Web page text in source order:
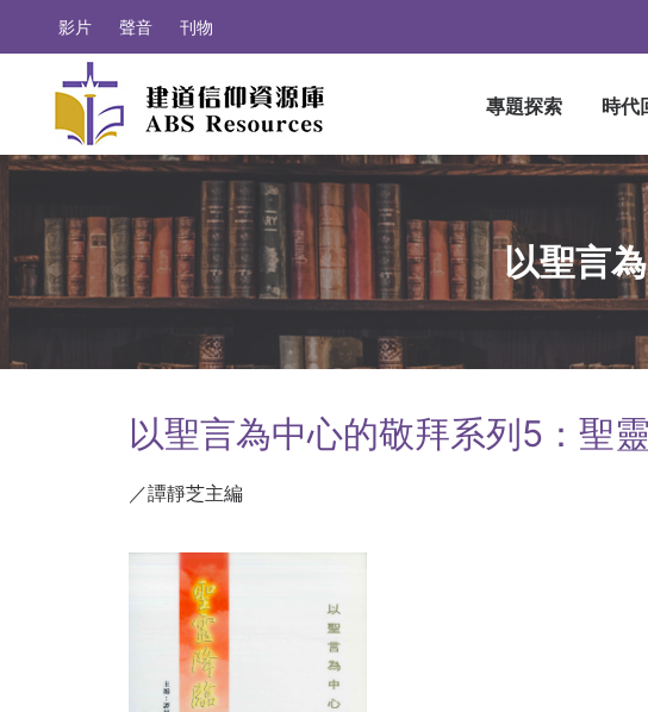
影片 聲音 刊物
專題探索 時代
以聖言
以聖言為中心的敬拜系列5：聖
／譚靜芝主編